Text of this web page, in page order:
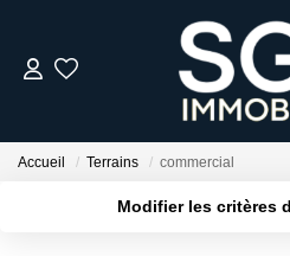
Accueil Terrains commercial
Modifier les critères